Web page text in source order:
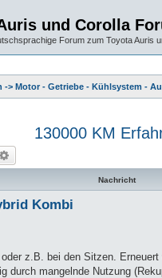
und Corolla
Forum zum Toyota Auris
-> Motor - Getriebe - Kühlsystem -
130000 KM
Nachricht
Kombi
z.B. bei den Sitzen.
durch mangelnde Nutzung